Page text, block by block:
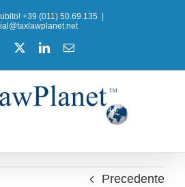
+39 (011) 50.69.135
Facebook LinkedInEmail
Precedente